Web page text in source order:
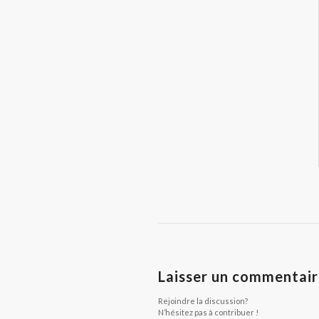
Laisser un
Rejoindre la discussion?
N’hésitez pas à contribuer !